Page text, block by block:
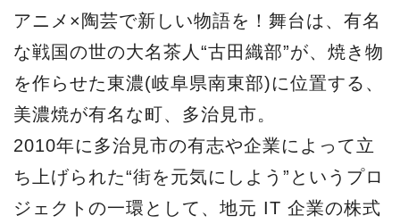
アニメ×陶芸で新しい物語を！舞台は、有名
な戦国の世の大名茶人“古田織部”が、焼き物
を作らせた東濃(岐阜県南東部)に位置する、
美濃焼が有名な町、多治見市。
2010年に多治見市の有志や企業によって立
ち上げられた“街を元気にしよう”というプロ
ジェクトの一環として、地元 IT 企業の株式